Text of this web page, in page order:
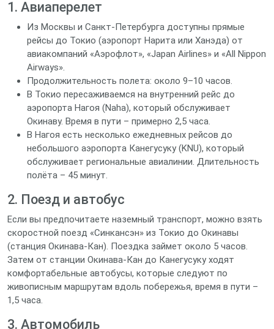
1. Авиаперелет
Из Москвы и Санкт‑Петербурга доступны прямые
рейсы до Токио (аэропорт Нарита или Ханэда) от
авиакомпаний «Аэрофлот», «Japan Airlines» и «All Nippon
Airways».
Продолжительность полета: около 9–10 часов.
В Токио пересаживаемся на внутренний рейс до
аэропорта Нагоя (Naha), который обслуживает
Окинаву. Время в пути – примерно 2,5 часа.
В Нагоя есть несколько ежедневных рейсов до
небольшого аэропорта Канегусуку (KNU), который
обслуживает региональные авиалинии. Длительность
полёта – 45 минут.
2. Поезд и автобус
Если вы предпочитаете наземный транспорт, можно взять
скоростной поезд «Синкансэн» из Токио до Окинавы
(станция Окинава‑Кан). Поездка займет около 5 часов.
Затем от станции Окинава‑Кан до Канегусуку ходят
комфортабельные автобусы, которые следуют по
живописным маршрутам вдоль побережья, время в пути –
1,5 часа.
3. Автомобиль